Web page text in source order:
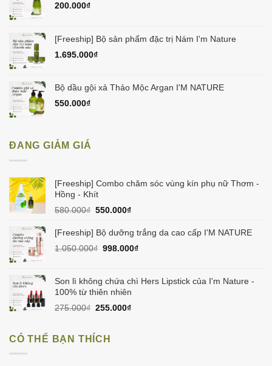
200.000₫
[Freeship] Bộ sản phẩm đặc trị Nám I'm Nature
1.695.000₫
Bộ dầu gội xả Thảo Mộc Argan I'M NATURE
550.000₫
ĐANG GIẢM GIÁ
[Freeship] Combo chăm sóc vùng kín phụ nữ Thơm -
Hồng - Khít
580.000₫ Giá
là:
550.000₫Giá
tại
550.000₫.
[Freeship] Bộ dưỡng trắng da cao cấp I'M NATURE
1.050.000₫ Giá
1.050.000₫.
998.000₫Giá
là:
Son lì không chứa chì Hers Lipstick của I'm Nature -
100% từ thiên nhiên
275.000₫ Giá
275.000₫.
255.000₫Giá
CÓ THỂ BẠN THÍCH